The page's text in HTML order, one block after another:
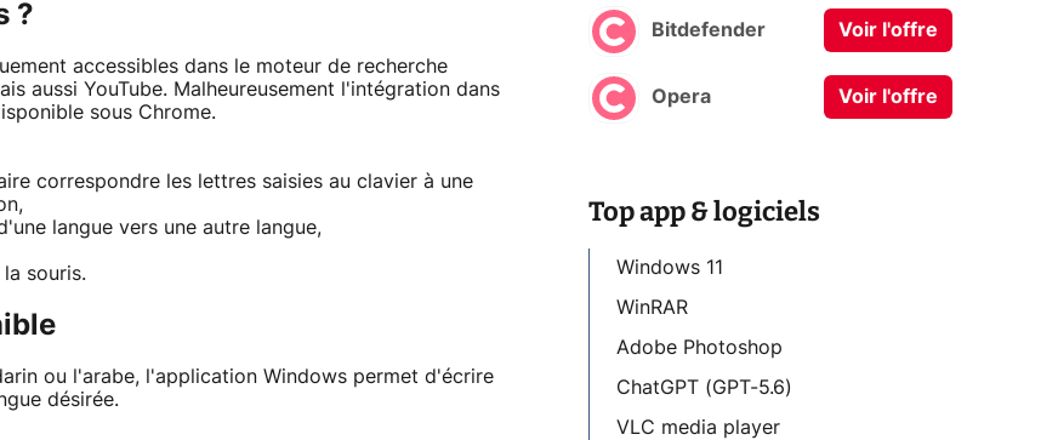
?
accessibles dans le moteur de recherche
aussi YouTube. Malheureusement l'intégration dans
sous Chrome.
correspondre les lettres saisies au clavier à une
langue vers une autre langue,
souris.
ou l'arabe, l'application Windows permet d'écrire
désirée.
Bitdefender Voir l'offre
Opera Voir l'offre
Top app & logiciels
Windows 11
WinRAR
Adobe Photoshop
ChatGPT (GPT-5.6)
VLC media player